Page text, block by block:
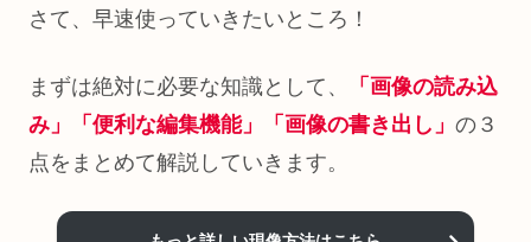
さて、早速使っていきたいところ！
まずは絶対に必要な知識として、
「画像の読み込
み」「便利な編集機能」「画像の書き出し」 の３
点をまとめて解説していきます。